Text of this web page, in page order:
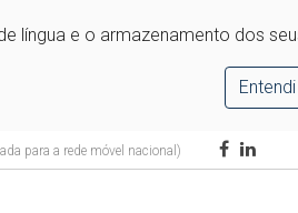
língua e o armazenamento dos
Entendi
para a rede móvel nacional)